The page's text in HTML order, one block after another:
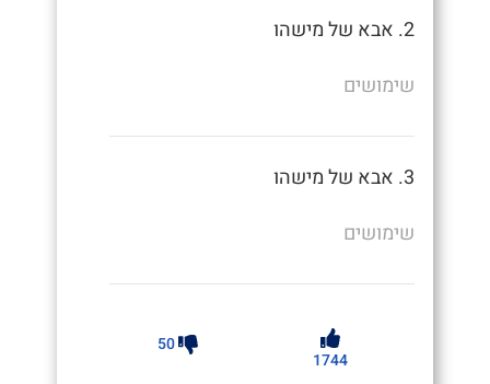
2. אבא של מישהו
שימושים
3. אבא של מישהו
שימושים
1744
50